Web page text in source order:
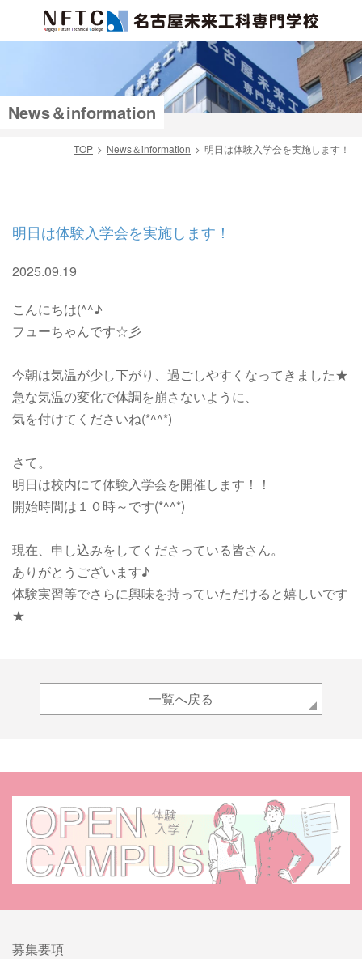
News＆information
TOP News＆information 明日は体験入学会を実施します！
明日は体験入学会を実施します！
2025.09.19
こんにちは(^^♪
フューちゃんです☆彡
今朝は気温が少し下がり、過ごしやすくなってきました★
急な気温の変化で体調を崩さないように、
気を付けてくださいね(*^^*)
さて。
明日は校内にて体験入学会を開催します！！
開始時間は１０時～です(*^^*)
現在、申し込みをしてくださっている皆さん。
ありがとうございます♪
体験実習等でさらに興味を持っていただけると嬉しいです
★
一覧へ戻る
募集要項